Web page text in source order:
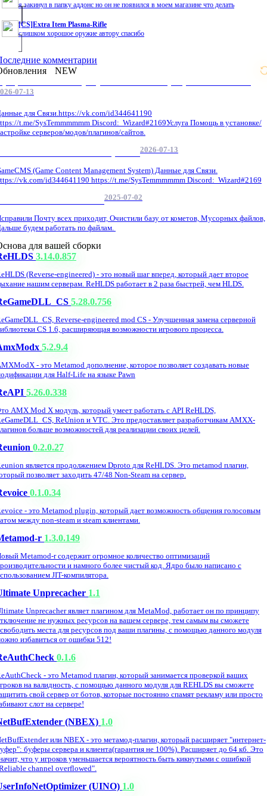
я закинул в папку аддонс но он не появился в моем магазине что делать
[CS]Extra Item Plasma-Rifle
слишком хорошое оружие автору спасибо
комментарии
NEW
07-13
для Связи.https://vk.com/id344641190
t.me/SysTemmmmmm Discord: Wizard#2169Услуга Помощь в установке/
серверов/модов/плагинов/сайтов.
2026-07-13
(Game Content Management System) Данные для Связи.
vk.com/id344641190 https://t.me/SysTemmmmmm Discord: Wizard#2169
2025-07-02
Почту всех приходит, Очистили базу от кометов, Мусорных файлов,
будем работать по файлам.
для вашей сборки
3.14.0.857
(Reverse-engineered) - это новый шаг вперед, который дает второе
нашим серверам. ReHLDS работает в 2 раза быстрей, чем HLDS.
5.28.0.756
Reverse-engineered mod CS - Улучшенная замена серверной
CS 1.6, расширяющая возможности игрового процесса.
5.2.9.4
- это Metamod дополнение, которое позволяет создавать новые
для Half-Life на языке Pawn
5.26.0.338
AMX Mod X модуль, который умеет работать с API ReHLDS,
ReUnion и VTC. Это предоставляет разработчикам AMXX-
больше возможностей для реализации своих целей.
0.2.0.27
является продолжением Dproto для ReHLDS. Это metamod плагин,
позволяет заходить 47/48 Non-Steam на сервер.
0.1.0.34
- это Metamod plugin, который дает возможность общения голосовым
между non-steam и steam клиентами.
r 1.3.0.149
Metamod-r содержит огромное количество оптимизаций
и намного более чистый код. Ядро было написано с
JIT-компилятора.
Unprecacher 1.1
Unprecacher являет плагином для MetaMod, работает он по принципу
не нужных ресурсов на вашем сервере, тем самым вы сможете
места для ресурсов под ваши плагины, с помощью данного модуля
избавиться от ошибки 512!
0.1.6
- это Metamod плагин, который занимается проверкой ваших
на валидность, с помощью данного модуля для REHLDS вы сможете
свой сервер от ботов, которые постоянно спамят рекламу или просто
слот на сервере!
(NBEX) 1.0
или NBEX - это метамод-плагин, который расширяет "интернет-
буферы сервера и клиента(гарантия не 100%). Расширяет до 64 кб. Это
что у игроков уменьшается вероятность быть кикнутыми с ошибкой
channel overflowed".
(UINO) 1.0